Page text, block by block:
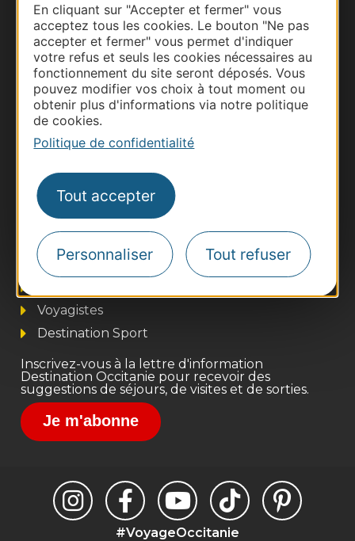
En cliquant sur "Accepter et fermer" vous
acceptez tous les cookies. Le bouton "Ne pas
accepter et fermer" vous permet d'indiquer
votre refus et seuls les cookies nécessaires au
fonctionnement du site seront déposés. Vous
pouvez modifier vos choix à tout moment ou
obtenir plus d'informations via notre politique
de cookies.
Politique de confidentialité
Tout accepter
Personnaliser Tout refuser
Documentation
Thermalisme
Business/Mice
Pros d'Occitanie
Voyagistes
Destination Sport
Inscrivez-vous à la lettre d'information
Destination Occitanie pour recevoir des
suggestions de séjours, de visites et de sorties.
Je m'abonne
#VoyageOccitanie